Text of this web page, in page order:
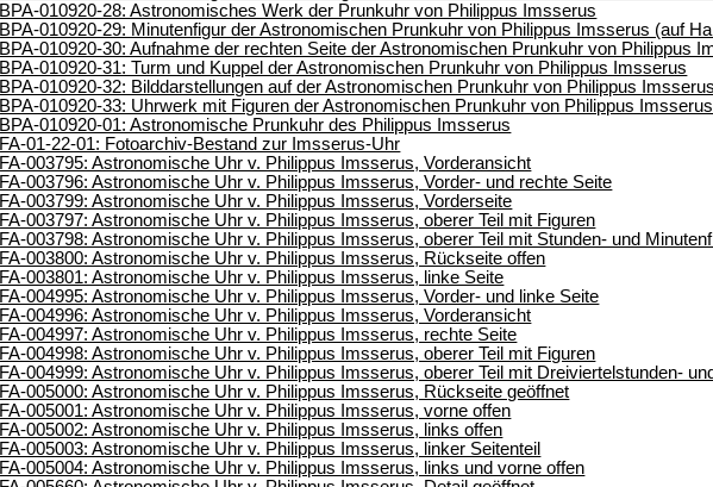
BPA-010920-28: Astronomisches Werk der Prunkuhr von Philippus Imsserus
BPA-010920-29: Minutenfigur der Astronomischen Prunkuhr von Philippus Imsserus (auf
BPA-010920-30: Aufnahme der rechten Seite der Astronomischen Prunkuhr von Philippus
BPA-010920-31: Turm und Kuppel der Astronomischen Prunkuhr von Philippus Imsserus
BPA-010920-32: Bilddarstellungen auf der Astronomischen Prunkuhr von Philippus
BPA-010920-33: Uhrwerk mit Figuren der Astronomischen Prunkuhr von Philippus Imsserus
BPA-010920-01: Astronomische Prunkuhr des Philippus Imsserus
FA-01-22-01: Fotoarchiv-Bestand zur Imsserus-Uhr
FA-003795: Astronomische Uhr v. Philippus Imsserus, Vorderansicht
FA-003796: Astronomische Uhr v. Philippus Imsserus, Vorder- und rechte Seite
FA-003799: Astronomische Uhr v. Philippus Imsserus, Vorderseite
FA-003797: Astronomische Uhr v. Philippus Imsserus, oberer Teil mit Figuren
FA-003798: Astronomische Uhr v. Philippus Imsserus, oberer Teil mit Stunden- und
FA-003800: Astronomische Uhr v. Philippus Imsserus, Rückseite offen
FA-003801: Astronomische Uhr v. Philippus Imsserus, linke Seite
FA-004995: Astronomische Uhr v. Philippus Imsserus, Vorder- und linke Seite
FA-004996: Astronomische Uhr v. Philippus Imsserus, Vorderansicht
FA-004997: Astronomische Uhr v. Philippus Imsserus, rechte Seite
FA-004998: Astronomische Uhr v. Philippus Imsserus, oberer Teil mit Figuren
FA-004999: Astronomische Uhr v. Philippus Imsserus, oberer Teil mit Dreiviertelstunden-
FA-005000: Astronomische Uhr v. Philippus Imsserus, Rückseite geöffnet
FA-005001: Astronomische Uhr v. Philippus Imsserus, vorne offen
FA-005002: Astronomische Uhr v. Philippus Imsserus, links offen
FA-005003: Astronomische Uhr v. Philippus Imsserus, linker Seitenteil
FA-005004: Astronomische Uhr v. Philippus Imsserus, links und vorne offen